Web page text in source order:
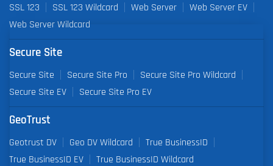
SSL 123 SSL 123 Wildcard Web Server
Web Server EV
Web Server Wildcard
Secure Site
Secure Site Secure Site Pro
Secure Site Pro Wildcard
Secure Site EV
Secure Site Pro EV
GeoTrust
Geotrust DV Geo DV Wildcard
True BusinessID
True BusinessID EV
True BusinessID Wildcard